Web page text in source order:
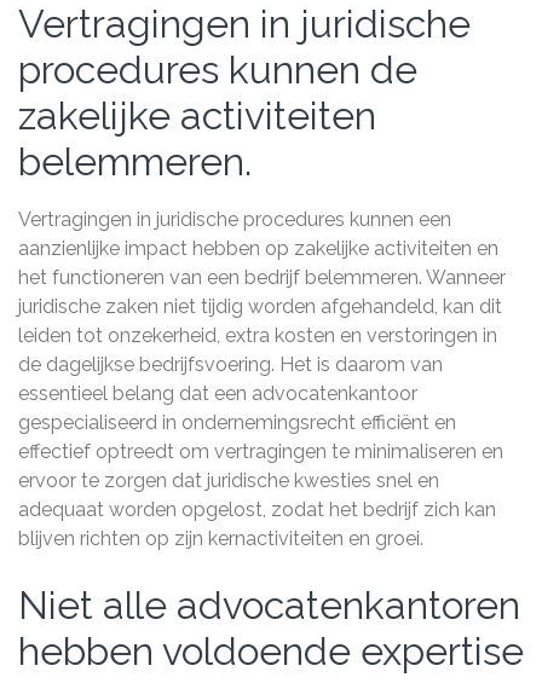
Vertragingen in juridische
procedures kunnen de
zakelijke activiteiten
belemmeren.
Vertragingen in juridische procedures kunnen een
aanzienlijke impact hebben op zakelijke activiteiten en
het functioneren van een bedrijf belemmeren. Wanneer
juridische zaken niet tijdig worden afgehandeld, kan dit
leiden tot onzekerheid, extra kosten en verstoringen in
de dagelijkse bedrijfsvoering. Het is daarom van
essentieel belang dat een advocatenkantoor
gespecialiseerd in ondernemingsrecht efficiënt en
effectief optreedt om vertragingen te minimaliseren en
ervoor te zorgen dat juridische kwesties snel en
adequaat worden opgelost, zodat het bedrijf zich kan
blijven richten op zijn kernactiviteiten en groei.
Niet alle advocatenkantoren
hebben voldoende expertise